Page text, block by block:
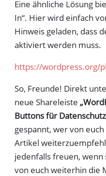
Eine ähnliche Lösung
In“. Hier wird einfach
Hinweis geladen, dass
aktiviert werden muss.
https://wordpress.org/
So, Freunde! Direkt
neue Shareleiste
Buttons für
gespannt, wer von
Artikel
jedenfalls freuen,
von euch weiterhin die